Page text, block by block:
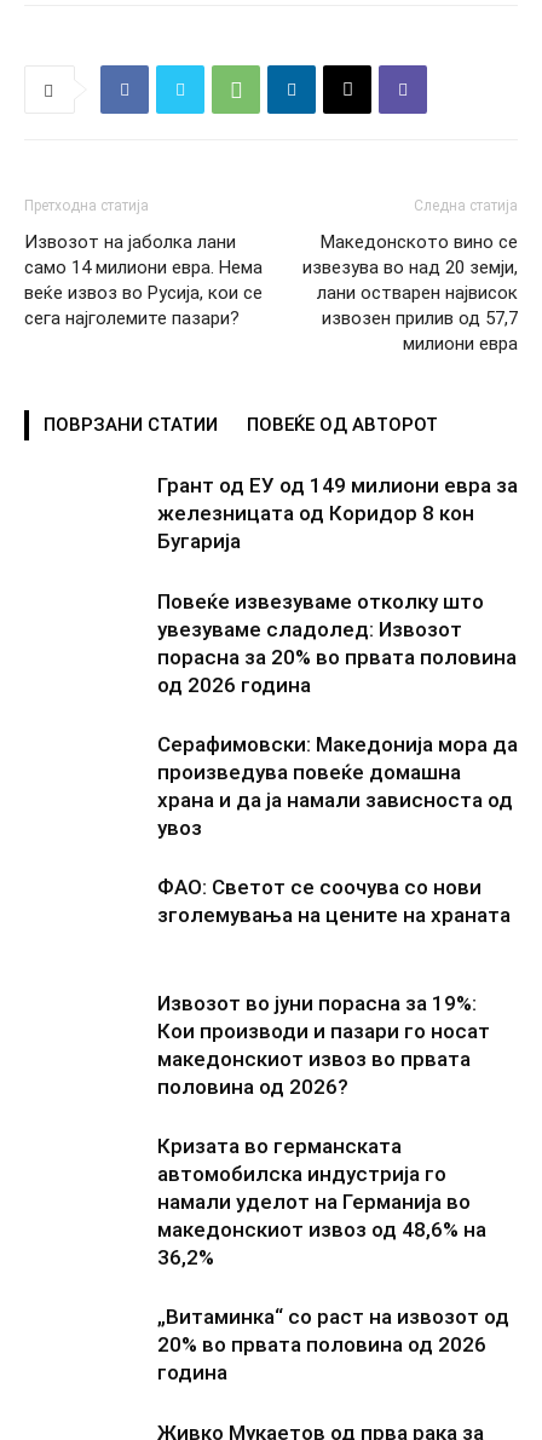
Претходна статија
Извозот на јаболка лани
само 14 милиони евра. Нема
веќе извоз во Русија, кои се
сега најголемите пазари?
Следна статија
Македонското вино се
извезува во над 20 земји,
лани остварен највисок
извозен прилив од 57,7
милиони евра
ПОВРЗАНИ СТАТИИ ПОВЕЌЕ ОД АВТОРОТ
Грант од ЕУ од 149 милиони евра за
железницата од Коридор 8 кон
Бугарија
Повеќе извезуваме отколку што
увезуваме сладолед: Извозот
порасна за 20% во првата половина
од 2026 година
Серафимовски: Македонија мора да
произведува повеќе домашна
храна и да ја намали зависноста од
увоз
ФАО: Светот се соочува со нови
зголемувања на цените на храната
Извозот во јуни порасна за 19%:
Кои производи и пазари го носат
македонскиот извоз во првата
половина од 2026?
Кризата во германската
автомобилска индустрија го
намали уделот на Германија во
македонскиот извоз од 48,6% на
36,2%
„Витаминка“ со раст на извозот од
20% во првата половина од 2026
година
Живко Мукаетов од прва рака за